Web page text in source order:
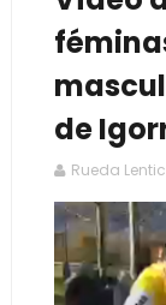
de
Rueda